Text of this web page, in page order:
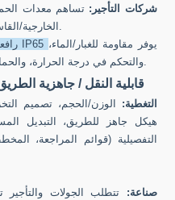
-شركات التأجير: تساهم معدات
الخارجية/القاسية، وتقليل الأعطال، وتعظيم الاستفادة.
رافعة مرحلة IP65 يوفر مقاومة للغبار/الماء،
والتحكم في درجة الحرارة،.
7. قابلية النقل / جاهزية
التغطية: الوزن/الحجم، تصميم
هيكل جاهز للطريق، التبديل
التفصيلية (قوائم المراجعة،
-صناعة: تتطلب الجولات والتأجير